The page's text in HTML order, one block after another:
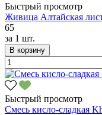
Быстрый просмотр
Живица Алтайская
65
за 1 шт.
В корзину
Быстрый просмотр
Смесь кисло-сладкая